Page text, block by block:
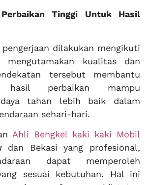
Tinggi Untuk Hasil
dilakukan mengikuti
mengutamakan kualitas dan
tersebut membantu
hasil perbaikan mampu
daya tahan lebih baik dalam
sehari-hari.
Ahli Bengkel kaki kaki Mobil
dan Bekasi yang profesional,
dapat memperoleh
sesuai kebutuhan. Hal ini